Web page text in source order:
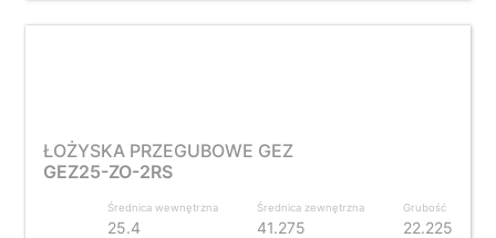
ŁOŻYSKA PRZEGUBOWE GEZ
GEZ25-ZO-2RS
Średnica wewnętrzna
25.4
Średnica zewnętrzna
41.275
Grubość
22.225